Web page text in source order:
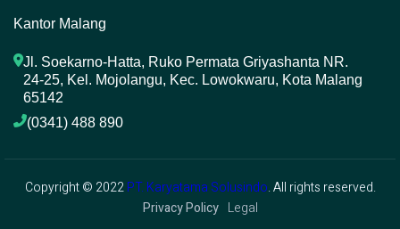
Kantor Malang
Jl. Soekarno-Hatta, Ruko Permata Griyashanta NR.
24-25, Kel. Mojolangu, Kec. Lowokwaru, Kota Malang
65142
(0341) 488 890
Copyright © 2022PT. Karyatama Solusindo. All rights reserved.
Privacy Policy Legal